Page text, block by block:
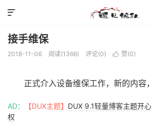

接手维保
2018-11-06 阅读(1366) 评论(0)  赞(0)
正式介入设备维保工作，新的内容
AD： 【DUX主题】 DUX 9.1轻量博客主题开
权